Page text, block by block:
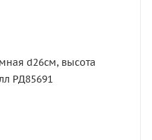
d26см, высота
РД85691